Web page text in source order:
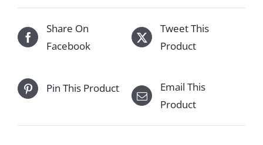
Share On
Facebook
Tweet This
Product
Pin This Product
Email This
Product